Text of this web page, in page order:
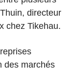
directeur
chez Tikehau.
des marchés